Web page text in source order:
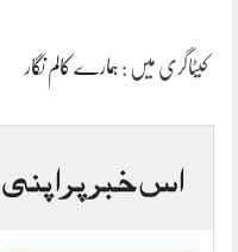
کیٹاگری میں : ہمارے کالم نگار
اس خبر پر